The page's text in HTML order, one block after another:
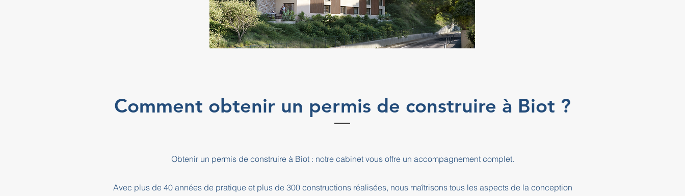
Comment obtenir un permis de construire à Biot ?
Obtenir un permis de construire à Biot : notre cabinet vous offre un accompagnement complet.
Avec plus de 40 années de pratique et plus de 300 constructions réalisées, nous maîtrisons tous les aspects de la conception